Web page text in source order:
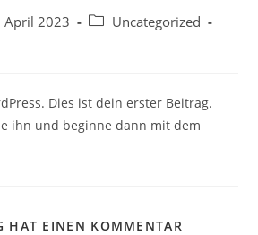
April 2023
Uncategorized
Dies ist dein erster Beitrag.
ihn und beginne dann mit dem
HAT EINEN KOMMENTAR